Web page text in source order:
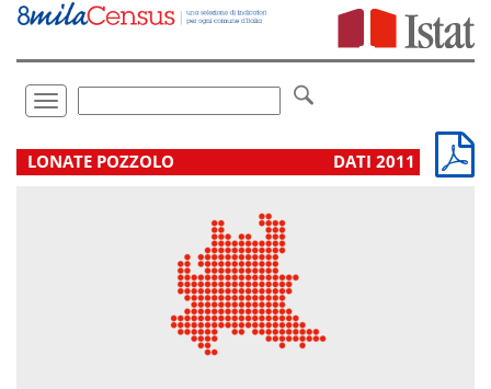
Vai
direttamente
Toggle
navigation
LONATE POZZOLO DATI 2011